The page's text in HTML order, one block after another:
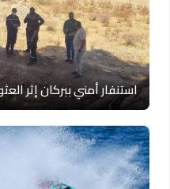
استنفار أمني ببركان إثر